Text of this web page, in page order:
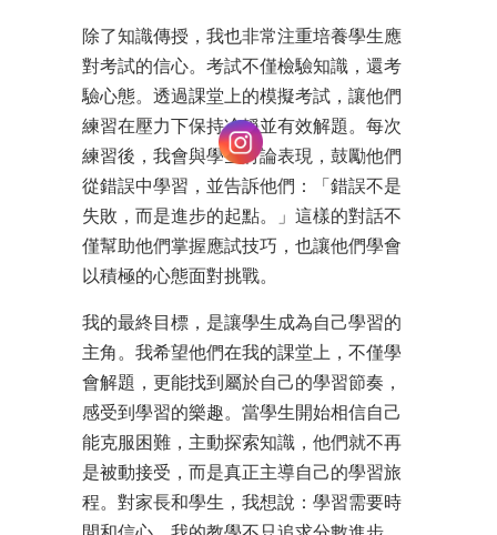
除了知識傳授，我也非常注重培養學生應
對考試的信心。考試不僅檢驗知識，還考
驗心態。透過課堂上的模擬考試，讓他們
練習在壓力下保持冷靜並有效解題。每次
練習後，我會與學生討論表現，鼓勵他們
從錯誤中學習，並告訴他們：「錯誤不是
失敗，而是進步的起點。」這樣的對話不
僅幫助他們掌握應試技巧，也讓他們學會
以積極的心態面對挑戰。
我的最終目標，是讓學生成為自己學習的
主角。我希望他們在我的課堂上，不僅學
會解題，更能找到屬於自己的學習節奏，
感受到學習的樂趣。當學生開始相信自己
能克服困難，主動探索知識，他們就不再
是被動接受，而是真正主導自己的學習旅
程。對家長和學生，我想說：學習需要時